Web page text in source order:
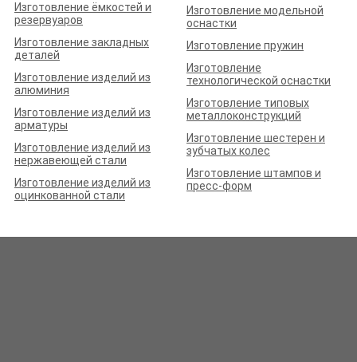
Изготовление ёмкостей и
резервуаров
Изготовление закладных
деталей
Изготовление изделий из
алюминия
Изготовление изделий из
арматуры
Изготовление изделий из
нержавеющей стали
Изготовление изделий из
оцинкованной стали
Изготовление модельной
оснастки
Изготовление пружин
Изготовление
технологической оснастки
Изготовление типовых
металлоконструкций
Изготовление шестерен и
зубчатых колес
Изготовление штампов и
пресс-форм